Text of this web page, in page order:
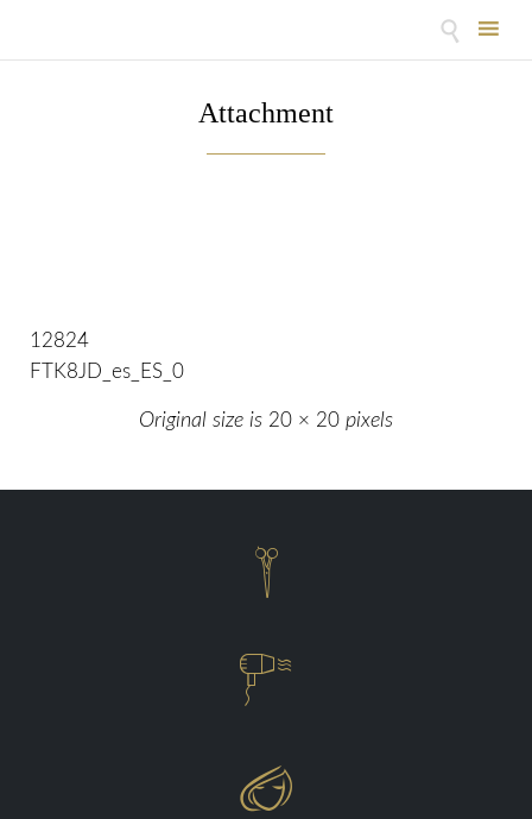

Attachment
12824
FTK8JD_es_ES_0
Original size is 20 × 20 pixels


